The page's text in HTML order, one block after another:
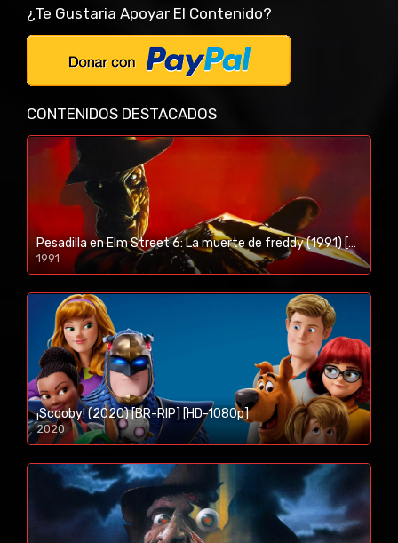
¿Te Gustaria Apoyar El Contenido?
CONTENIDOS DESTACADOS
Pesadilla en Elm Street 6: La muerte de freddy (1991) [BR-RIP] [HD-1080p]
1991
¡Scooby! (2020) [BR-RIP] [HD-1080p]
2020
1080p/720p